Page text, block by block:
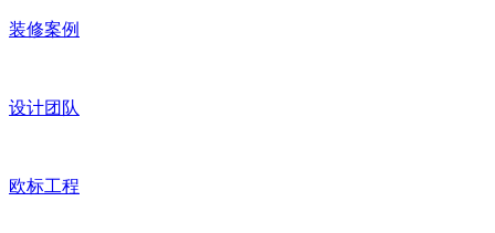
装修案例
设计团队
欧标工程